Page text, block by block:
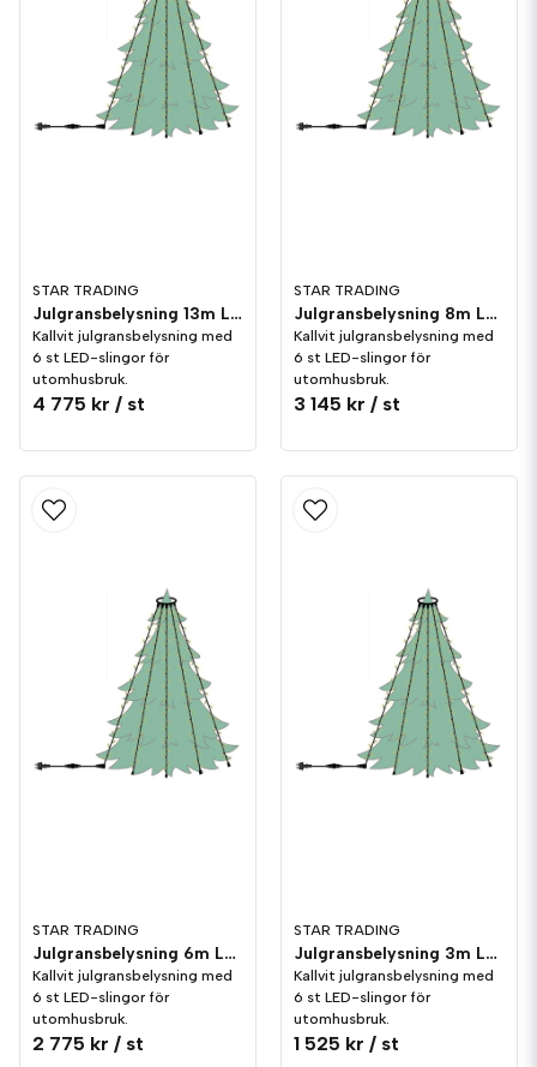
STAR TRADING
Julgransbelysning 13m LED utomhus Kallvit
Kallvit julgransbelysning med
6 st LED-slingor för
utomhusbruk.
4 775 kr / st
STAR TRADING
Julgransbelysning 8m LED utomhus Kallvit
Kallvit julgransbelysning med
6 st LED-slingor för
utomhusbruk.
3 145 kr / st
STAR TRADING
Julgransbelysning 6m LED utomhus Kallvit
Kallvit julgransbelysning med
6 st LED-slingor för
utomhusbruk.
2 775 kr / st
STAR TRADING
Julgransbelysning 3m LED utomhus Kallvit
Kallvit julgransbelysning med
6 st LED-slingor för
utomhusbruk.
1 525 kr / st